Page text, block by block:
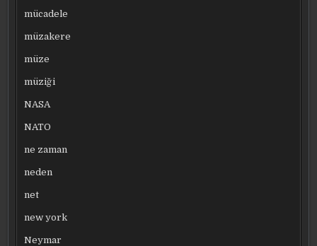
mücadele
müzakere
müze
müziği
NASA
NATO
ne zaman
neden
net
new york
Neymar